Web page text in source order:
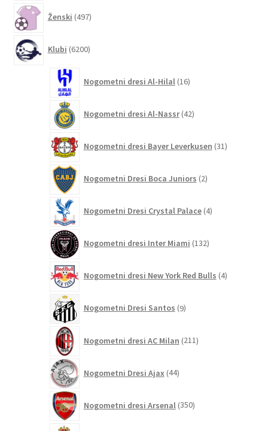
Ženski 497izdelkov
Klubi 6200izdelkov
Nogometni dresi Al-Hilal 16izdelkov
Nogometni dresi Al-Nassr 42izdelkov
Nogometni dresi Bayer Leverkusen 31izdelkov
Nogometni Dresi Boca Juniors 2izdelka
Nogometni Dresi Crystal Palace 4izdelki
Nogometni dresi Inter Miami 132izdelkov
Nogometni dresi New York Red Bulls 4izdelki
Nogometni Dresi Santos 9izdelkov
Nogometni dresi AC Milan 211izdelkov
Nogometni Dresi Ajax 44izdelkov
Nogometni dresi Arsenal 350izdelkov